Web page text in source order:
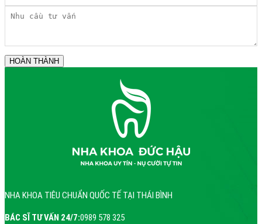
NHA KHOA TIÊU CHUẨN QUỐC TẾ TẠI THÁI BÌNH
BÁC SĨ TƯ VẤN 24/7:0989 578 325